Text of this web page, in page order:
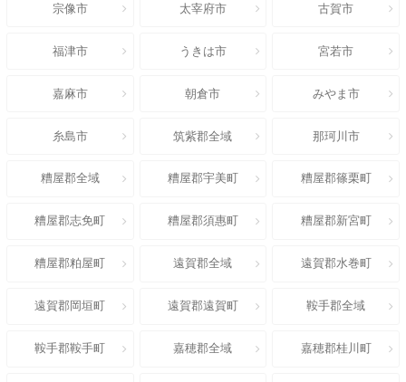
宗像市 太宰府市 古賀市
福津市 うきは市 宮若市
嘉麻市 朝倉市 みやま市
糸島市 筑紫郡全域 那珂川市
糟屋郡全域 糟屋郡宇美町 糟屋郡篠栗町
糟屋郡志免町 糟屋郡須惠町 糟屋郡新宮町
糟屋郡粕屋町 遠賀郡全域 遠賀郡水巻町
遠賀郡岡垣町 遠賀郡遠賀町 鞍手郡全域
鞍手郡鞍手町 嘉穂郡全域 嘉穂郡桂川町